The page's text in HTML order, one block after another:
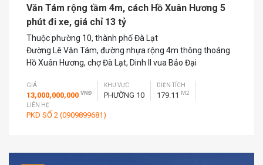
Văn Tám rộng tầm 4m, cách Hồ Xuân Hương 5
phút đi xe, giá chỉ 13 tỷ
Thuộc phường 10, thành phố Đà Lạt
Đường Lê Văn Tám, đường nhựa rộng 4m thông thoáng
Hồ Xuân Hương, chợ Đà Lạt, Dinh II vua Bảo Đại
GIÁ
13,000,000,000 VNĐ
KHU VỰC
PHƯỜNG 10
DIỆN TÍCH
179.11 M2
LIÊN HỆ
PKD SỐ 2 (0909899681)